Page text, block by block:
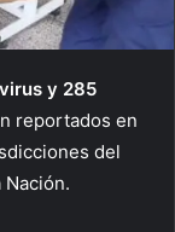
y 285
reportados en
del